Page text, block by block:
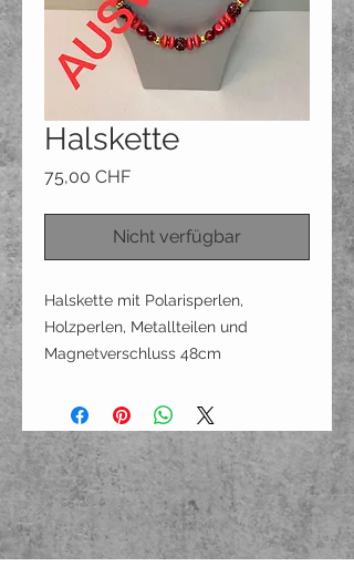
Halskette
75,00 CHFPreis
Nicht verfügbar
Halskette mit Polarisperlen,
Holzperlen, Metallteilen und
Magnetverschluss 48cm